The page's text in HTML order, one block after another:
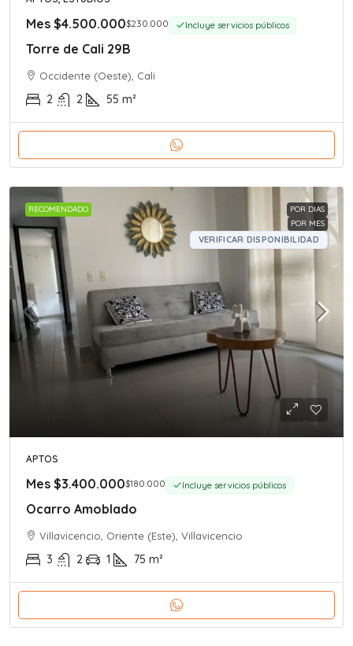
Mes $4.500.000$230.000 Incluye servicios públicos
Torre de Cali 29B
Occidente (Oeste), Cali
2 2 55 m²
RECOMENDADO
POR DIAS
POR MES
VERIFICAR DISPONIBILIDAD
APTOS
Mes $3.400.000$180.000 Incluye servicios públicos
Ocarro Amoblado
Villavicencio, Oriente (Este), Villavicencio
3 2 1 75 m²